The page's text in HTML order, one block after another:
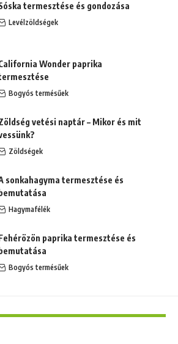
termesztése és gondozása
Levélzöldségek
Wonder paprika
Bogyós termésűek
vetési naptár – Mikor és mit
Zöldségek
sonkahagyma termesztése és
bemutatása
Hagymafélék
paprika termesztése és
bemutatása
Bogyós termésűek